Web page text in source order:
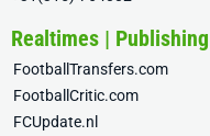
Realtimes |
FootballTransfers.com
FootballCritic.com
FCUpdate.nl